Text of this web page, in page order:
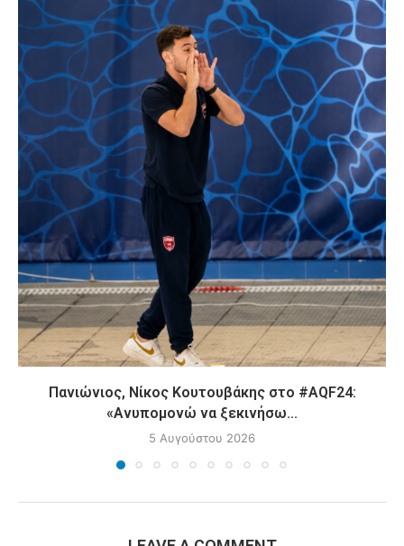
Πανιώνιος, Νίκος Κουτουβάκης στο #AQF24:
«Ανυπομονώ να ξεκινήσω...
5 Αυγούστου 2026